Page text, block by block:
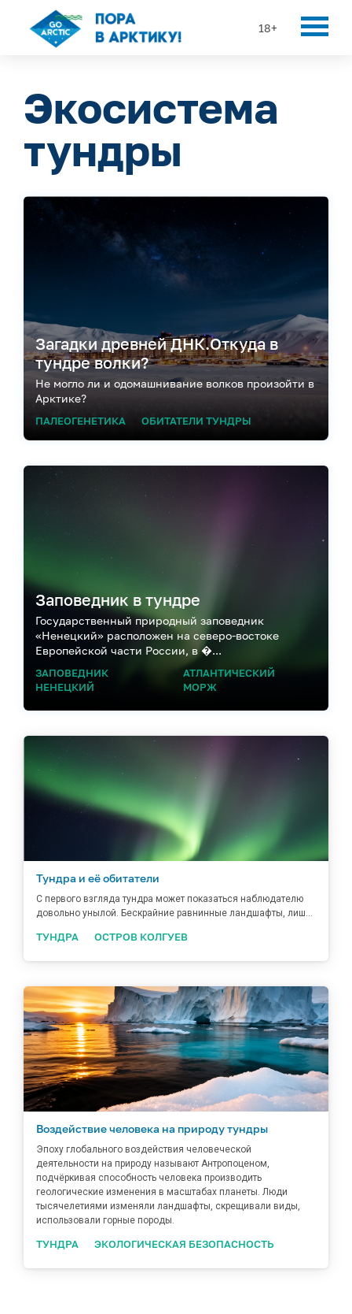
18+
Экосистема
тундры
Загадки древней ДНК.Откуда в
тундре волки?
Не могло ли и одомашнивание волков произойти в
Арктике?
ПАЛЕОГЕНЕТИКА ОБИТАТЕЛИ ТУНДРЫ
Заповедник в тундре
Государственный природный заповедник
«Ненецкий» расположен на северо-востоке
Европейской части России, в �...
ЗАПОВЕДНИК
НЕНЕЦКИЙ
АТЛАНТИЧЕСКИЙ
МОРЖ
Тундра и её обитатели
С первого взгляда тундра может показаться наблюдателю
довольно унылой. Бескрайние равнинные ландшафты, лиш...
ТУНДРА ОСТРОВ КОЛГУЕВ
Воздействие человека на природу тундры
Эпоху глобального воздействия человеческой
деятельности на природу называют Антропоценом,
подчёркивая способность человека производить
геологические изменения в масштабах планеты. Люди
тысячелетиями изменяли ландшафты, скрещивали виды,
использовали горные породы.
ТУНДРА ЭКОЛОГИЧЕСКАЯ БЕЗОПАСНОСТЬ